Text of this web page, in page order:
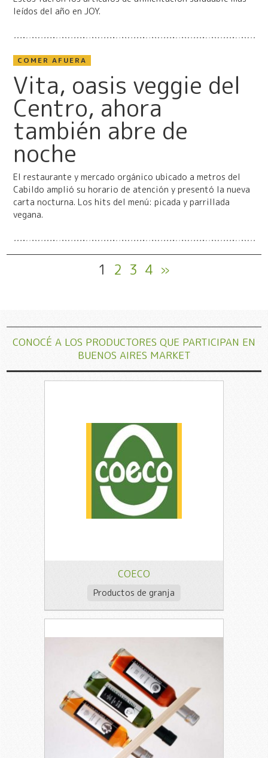
leídos del año en JOY.
COMER AFUERA
Vita, oasis veggie del
Centro, ahora
también abre de
noche
El restaurante y mercado orgánico ubicado a metros del
Cabildo amplió su horario de atención y presentó la nueva
carta nocturna. Los hits del menú: picada y parrillada
vegana.
1 2 3 4 »
CONOCÉ A LOS PRODUCTORES QUE PARTICIPAN EN
BUENOS AIRES MARKET
COECO
Productos de granja